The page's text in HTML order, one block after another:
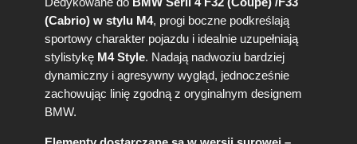
W
F
3
2
/
F
3
(
(Cabrio) w stylu M4, progi boczne podkreślają
sportowy charakter pojazdu i idealnie uzupełniają
stylistykę M4 Style. Nadają nadwoziu bardziej
dynamiczny i agresywny wygląd, jednocześnie
zachowując linię zgodną z oryginalnym designem
BMW.